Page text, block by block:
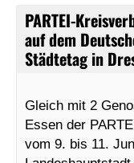
PARTEI-
auf dem
Städtetag in
Gleich mit 2
Essen der
vom 9. bis 11.